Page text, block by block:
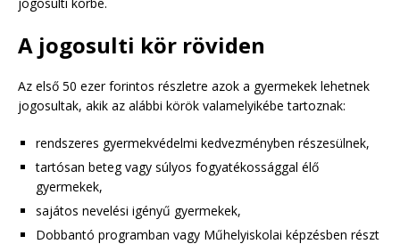
A jogosulti kör röviden
Az első 50 ezer forintos részletre azok a gyermekek lehetnek
jogosultak, akik az alábbi körök valamelyikébe tartoznak:
rendszeres gyermekvédelmi kedvezményben részesülnek,
tartósan beteg vagy súlyos fogyatékossággal élő
gyermekek,
sajátos nevelési igényű gyermekek,
Dobbantó programban vagy Műhelyiskolai képzésben részt